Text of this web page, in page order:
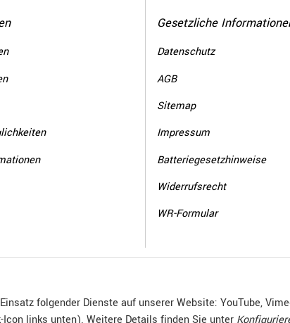
folgender Dienste auf unserer Website: YouTube,
links unten). Weitere Details finden Sie unter
Gesetzliche
Datenschutz
AGB
Sitemap
Impressum
Batteriegesetzhinweise
Widerrufsrecht
WR-Formular